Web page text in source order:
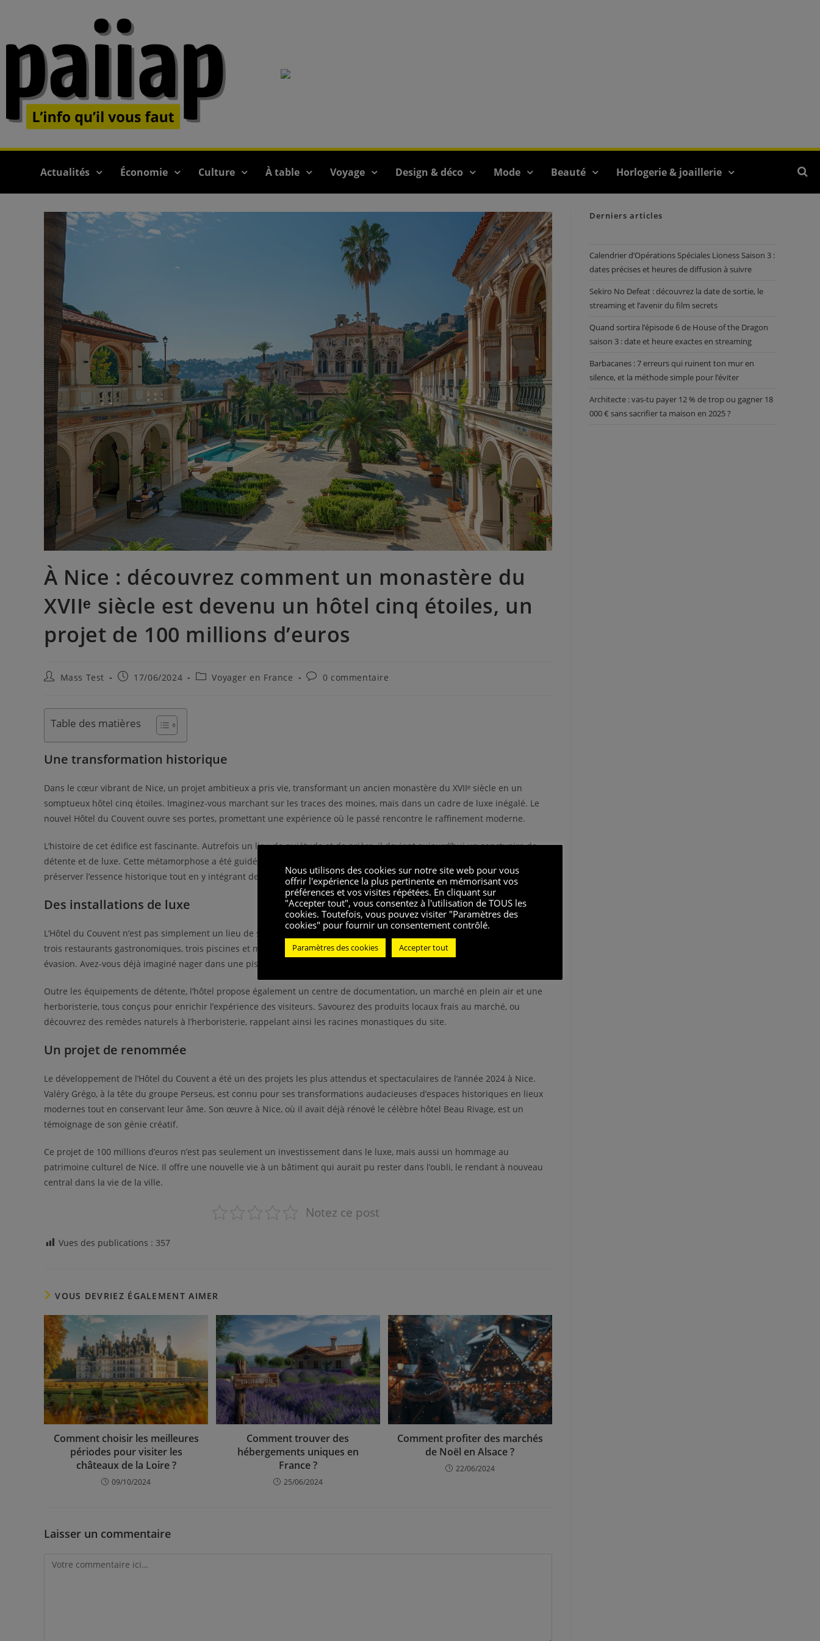
Actualités Économie Culture À table Voyage Design & déco Mode Beauté Horlogerie & joaillerie
À Nice : découvrez comment un monastère du
XVIIᵉ siècle est devenu un hôtel cinq étoiles, un
projet de 100 millions d’euros
Mass Test 17/06/2024 Voyager en France 0 commentaire
Table des matières
Une transformation historique
Dans le cœur vibrant de Nice, un projet ambitieux a pris vie, transformant un ancien monastère du XVIIᵉ siècle en un
somptueux hôtel cinq étoiles. Imaginez-vous marchant sur les traces des moines, mais dans un cadre de luxe inégalé. Le
nouvel Hôtel du Couvent ouvre ses portes, promettant une expérience où le passé rencontre le raffinement moderne.
L’histoire de cet édifice est fascinante. Autrefois un lieu de quiétude et de prière, il devient aujourd’hui un sanctuaire de
détente et de luxe. Cette métamorphose a été guidée par Louis-Antoine Grégo, un architecte renommé pour sa capacité à
préserver l’essence historique tout en y intégrant des éléments contemporains.
Des installations de luxe
L’Hôtel du Couvent n’est pas simplement un lieu de séjour; c’est une destination en soi. Avec quatre-vingt-huit chambres,
trois restaurants gastronomiques, trois piscines et même des thermes, chaque détail a été pensé pour offrir confort et
évasion. Avez-vous déjà imaginé nager dans une piscine où autrefois se tenait un jardin de méditation?
Outre les équipements de détente, l’hôtel propose également un centre de documentation, un marché en plein air et une
herboristerie, tous conçus pour enrichir l’expérience des visiteurs. Savourez des produits locaux frais au marché, ou
découvrez des remèdes naturels à l’herboristerie, rappelant ainsi les racines monastiques du site.
Un projet de renommée
Le développement de l’Hôtel du Couvent a été un des projets les plus attendus et spectaculaires de l’année 2024 à Nice.
Valéry Grégo, à la tête du groupe Perseus, est connu pour ses transformations audacieuses d’espaces historiques en lieux
modernes tout en conservant leur âme. Son œuvre à Nice, où il avait déjà rénové le célèbre hôtel Beau Rivage, est un
témoignage de son génie créatif.
Ce projet de 100 millions d’euros n’est pas seulement un investissement dans le luxe, mais aussi un hommage au
patrimoine culturel de Nice. Il offre une nouvelle vie à un bâtiment qui aurait pu rester dans l’oubli, le rendant à nouveau
central dans la vie de la ville.
Notez ce post
Vues des publications : 357
VOUS DEVRIEZ ÉGALEMENT AIMER
Comment choisir les meilleures
périodes pour visiter les
châteaux de la Loire ?
09/10/2024
Comment trouver des
hébergements uniques en
France ?
25/06/2024
Comment profiter des marchés
de Noël en Alsace ?
22/06/2024
Laisser un commentaire
Derniers articles
Calendrier d’Opérations Spéciales Lioness Saison 3 :
dates précises et heures de diffusion à suivre
Sekiro No Defeat : découvrez la date de sortie, le
streaming et l’avenir du film secrets
Quand sortira l’épisode 6 de House of the Dragon
saison 3 : date et heure exactes en streaming
Barbacanes : 7 erreurs qui ruinent ton mur en
silence, et la méthode simple pour l’éviter
Architecte : vas-tu payer 12 % de trop ou gagner 18
000 € sans sacrifier ta maison en 2025 ?
Nous utilisons des cookies sur notre site web pour vous
offrir l'expérience la plus pertinente en mémorisant vos
préférences et vos visites répétées. En cliquant sur
"Accepter tout", vous consentez à l'utilisation de TOUS les
cookies. Toutefois, vous pouvez visiter "Paramètres des
cookies" pour fournir un consentement contrôlé.
Paramètres des cookies Accepter tout